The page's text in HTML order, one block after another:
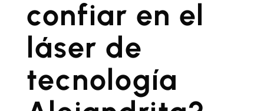
confiar en el
láser de
tecnología